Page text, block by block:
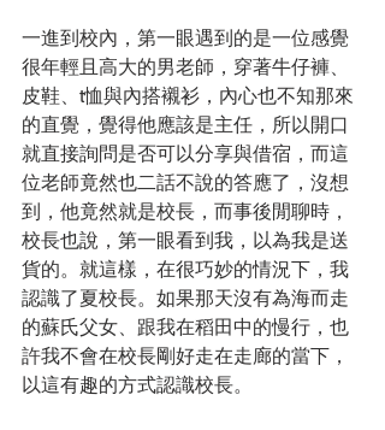
一進到校內，第一眼遇到的是一位感覺
很年輕且高大的男老師，穿著牛仔褲、
皮鞋、t恤與內搭襯衫，內心也不知那來
的直覺，覺得他應該是主任，所以開口
就直接詢問是否可以分享與借宿，而這
位老師竟然也二話不說的答應了，沒想
到，他竟然就是校長，而事後閒聊時，
校長也說，第一眼看到我，以為我是送
貨的。就這樣，在很巧妙的情況下，我
認識了夏校長。如果那天沒有為海而走
的蘇氏父女、跟我在稻田中的慢行，也
許我不會在校長剛好走在走廊的當下，
以這有趣的方式認識校長。